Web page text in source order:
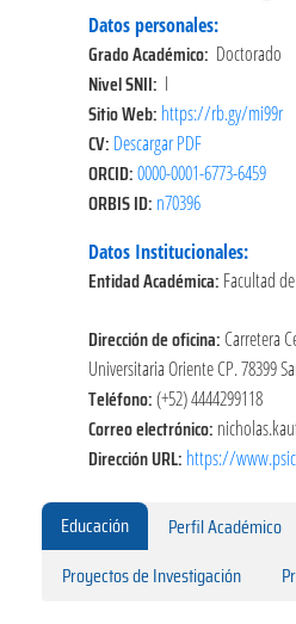
Datos personales:
Grado Académico: Doctorado
Nivel SNII: I
Sitio Web: https://rb.gy/mi99r
CV: Descargar PDF
ORCID:0000-0001-6773-6459
ORBIS ID: n70396
Datos Institucionales:
Entidad Académica: Facultad
Dirección de oficina: Carretera
Universitaria Oriente CP. 78399
Teléfono:(+52) 4444299118
Correo electrónico:
Dirección URL: https://
Educación Perfil Académico
Proyectos de Investigación